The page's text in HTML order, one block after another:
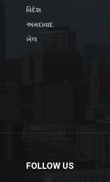
વિદેશ
અમદાવાદ
ખેલ
FOLLOW US